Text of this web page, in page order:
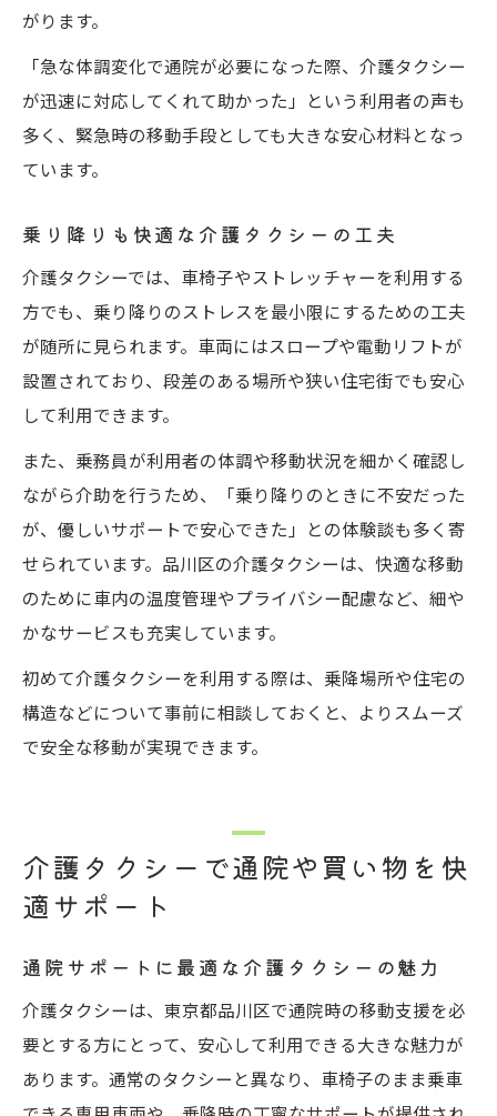
がります。
「急な体調変化で通院が必要になった際、介護タクシー
が迅速に対応してくれて助かった」という利用者の声も
多く、緊急時の移動手段としても大きな安心材料となっ
ています。
乗り降りも快適な介護タクシーの工夫
介護タクシーでは、車椅子やストレッチャーを利用する
方でも、乗り降りのストレスを最小限にするための工夫
が随所に見られます。車両にはスロープや電動リフトが
設置されており、段差のある場所や狭い住宅街でも安心
して利用できます。
また、乗務員が利用者の体調や移動状況を細かく確認し
ながら介助を行うため、「乗り降りのときに不安だった
が、優しいサポートで安心できた」との体験談も多く寄
せられています。品川区の介護タクシーは、快適な移動
のために車内の温度管理やプライバシー配慮など、細や
かなサービスも充実しています。
初めて介護タクシーを利用する際は、乗降場所や住宅の
構造などについて事前に相談しておくと、よりスムーズ
で安全な移動が実現できます。
介護タクシーで通院や買い物を快
適サポート
通院サポートに最適な介護タクシーの魅力
介護タクシーは、東京都品川区で通院時の移動支援を必
要とする方にとって、安心して利用できる大きな魅力が
あります。通常のタクシーと異なり、車椅子のまま乗車